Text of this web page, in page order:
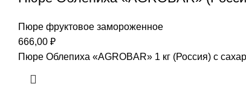
Пюре фруктовое замороженное
666,00 ₽
Пюре Облепиха «AGROBAR» 1 кг (Россия) с